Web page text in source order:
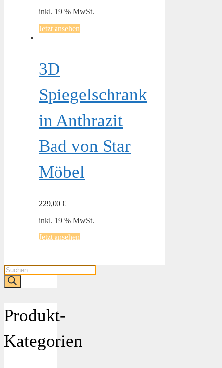
inkl. 19 % MwSt.
Jetzt ansehen
3D
Spiegelschrank
in Anthrazit
Bad von Star
Möbel
229,00 €
inkl. 19 % MwSt.
Jetzt ansehen
Products
search
Produkt-
Kategorien